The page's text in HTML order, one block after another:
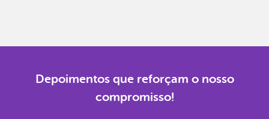
Depoimentos que reforçam o nosso
compromisso!